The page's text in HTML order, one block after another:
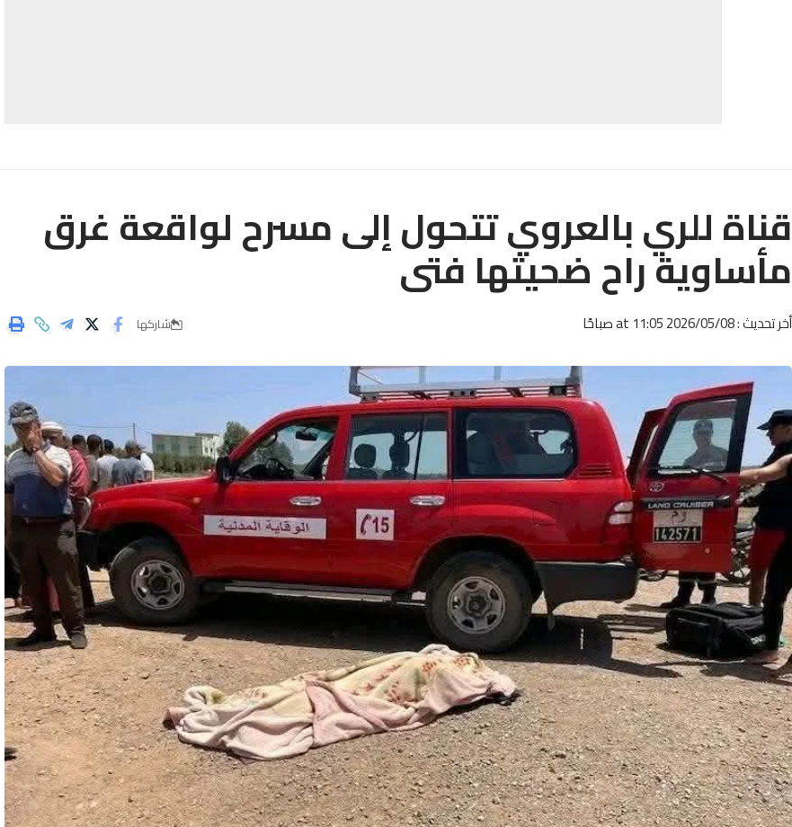
قناة للري بالعروي تتحول إلى مسرح لواقعة غرق
مأساوية راح ضحيتها فتى
أخر تحديث : 2026/05/08 at 11:05 صباحًا شاركها